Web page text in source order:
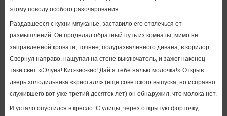
этому поводу особого разочарования.
Раздавшееся с кухни мяуканье, заставило его отвлечься от
размышлений. Он проделал обратный путь из комнаты, мимо не
заправленной кровати, точнее, полуразваленного дивана, в коридор.
Свернул направо, нащупал на стене выключатель, и зажег наконец-
таки свет. «Элуна! Кис-кис-кис! Дай я тебе налью молочка!» Открыв
дверь холодильника «кристалл» (еще советского выпуска, но исправно
служившего вот уже третий десяток лет) он обнаружил, что молока нет.
И устало опустился в кресло. С улицы, через открытую форточку,